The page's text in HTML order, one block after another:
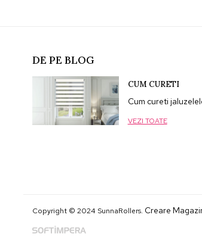
DE PE BLOG
CUM CURETI
Cum cureti
VEZI TOATE
Copyright © 2024 SunnaRollers. Creare